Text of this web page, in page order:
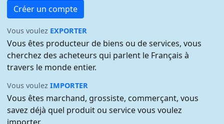
Créer un compte
Vous voulez EXPORTER
Vous êtes producteur de biens ou de services, vous
cherchez des acheteurs qui parlent le Français à
travers le monde entier.
Vous voulezIMPORTER
Vous êtes marchand, grossiste, commerçant, vous
savez déjà quel produit ou service vous voulez